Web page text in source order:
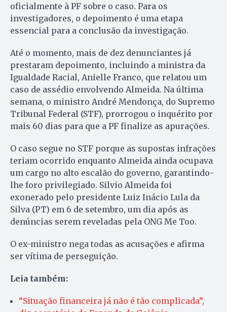
oficialmente à PF sobre o caso. Para os
investigadores, o depoimento é uma etapa
essencial para a conclusão da investigação.
Até o momento, mais de dez denunciantes já
prestaram depoimento, incluindo a ministra da
Igualdade Racial, Anielle Franco, que relatou um
caso de assédio envolvendo Almeida. Na última
semana, o ministro André Mendonça, do Supremo
Tribunal Federal (STF), prorrogou o inquérito por
mais 60 dias para que a PF finalize as apurações.
O caso segue no STF porque as supostas infrações
teriam ocorrido enquanto Almeida ainda ocupava
um cargo no alto escalão do governo, garantindo-
lhe foro privilegiado. Silvio Almeida foi
exonerado pelo presidente Luiz Inácio Lula da
Silva (PT) em 6 de setembro, um dia após as
denúncias serem reveladas pela ONG Me Too.
O ex-ministro nega todas as acusações e afirma
ser vítima de perseguição.
Leia também:
“Situação financeira já não é tão complicada”,